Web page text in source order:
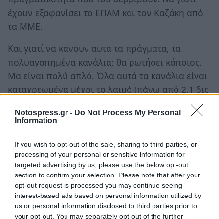
Notospress.gr - Do Not Process My Personal
Information
If you wish to opt-out of the sale, sharing to third parties, or
processing of your personal or sensitive information for
targeted advertising by us, please use the below opt-out
section to confirm your selection. Please note that after your
opt-out request is processed you may continue seeing
interest-based ads based on personal information utilized by
us or personal information disclosed to third parties prior to
your opt-out. You may separately opt-out of the further
έχουν εξαφανίσει το ΕΠΑΜ και τον Καζάκη από
τα ΜΜΕ.
Και γιατί να κάνουν αυτά τα πράγματα, τα
πολυαγαπημένα κανάλια; θα ρωτήσει κάποιος.
Μα είναι πολύ απλό. Όλα αυτά τα κανάλια είναι
καταχρεωμένα μέχρι το λαιμό (πάνω από 2,1 δις
ευρώ είναι τα συνολικά χρέη των συστημικών
ΜΜΕ). Επιζούν με τραπεζικά ομολογιακά δάνεια,
βγάζουν στο γυαλί τους πολιτικούς και τους
δημοσιογράφους, που αυτοί επιλέγουν. Δηλαδή,
τους ακριβοπληρωμένους επαγγελματίες
προπαγανδιστές και ψεύτες. Επίσης, παίρνουν
ένα σωρό πανάκριβες και ανούσιες διαφημίσεις
από τις τράπεζες, λες και τρέχουν τα λεφτά από